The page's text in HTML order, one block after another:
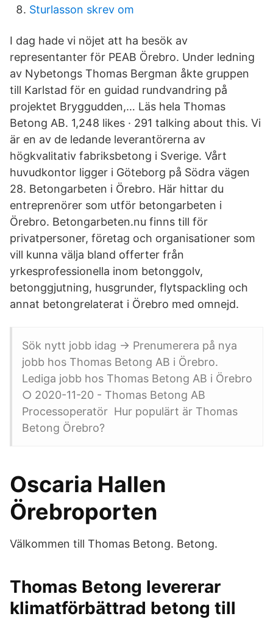
Sturlasson skrev om
I dag hade vi nöjet att ha besök av
representanter för PEAB Örebro. Under ledning
av Nybetongs Thomas Bergman åkte gruppen
till Karlstad för en guidad rundvandring på
projektet Bryggudden,… Läs hela Thomas
Betong AB. 1,248 likes · 291 talking about this. Vi
är en av de ledande leverantörerna av
högkvalitativ fabriksbetong i Sverige. Vårt
huvudkontor ligger i Göteborg på Södra vägen
28. Betongarbeten i Örebro. Här hittar du
entreprenörer som utför betongarbeten i
Örebro. Betongarbeten.nu finns till för
privatpersoner, företag och organisationer som
vill kunna välja bland offerter från
yrkesprofessionella inom betonggolv,
betonggjutning, husgrunder, flytspackling och
annat betongrelaterat i Örebro med omnejd.
Sök nytt jobb idag → Prenumerera på nya
jobb hos Thomas Betong AB i Örebro.
Lediga jobb hos Thomas Betong AB i Örebro
○ 2020-11-20 - Thomas Betong AB
Processoperatör Hur populärt är Thomas
Betong Örebro?
Oscaria Hallen
Örebroporten
Välkommen till Thomas Betong. Betong.
Thomas Betong levererar
klimatförbättrad betong till